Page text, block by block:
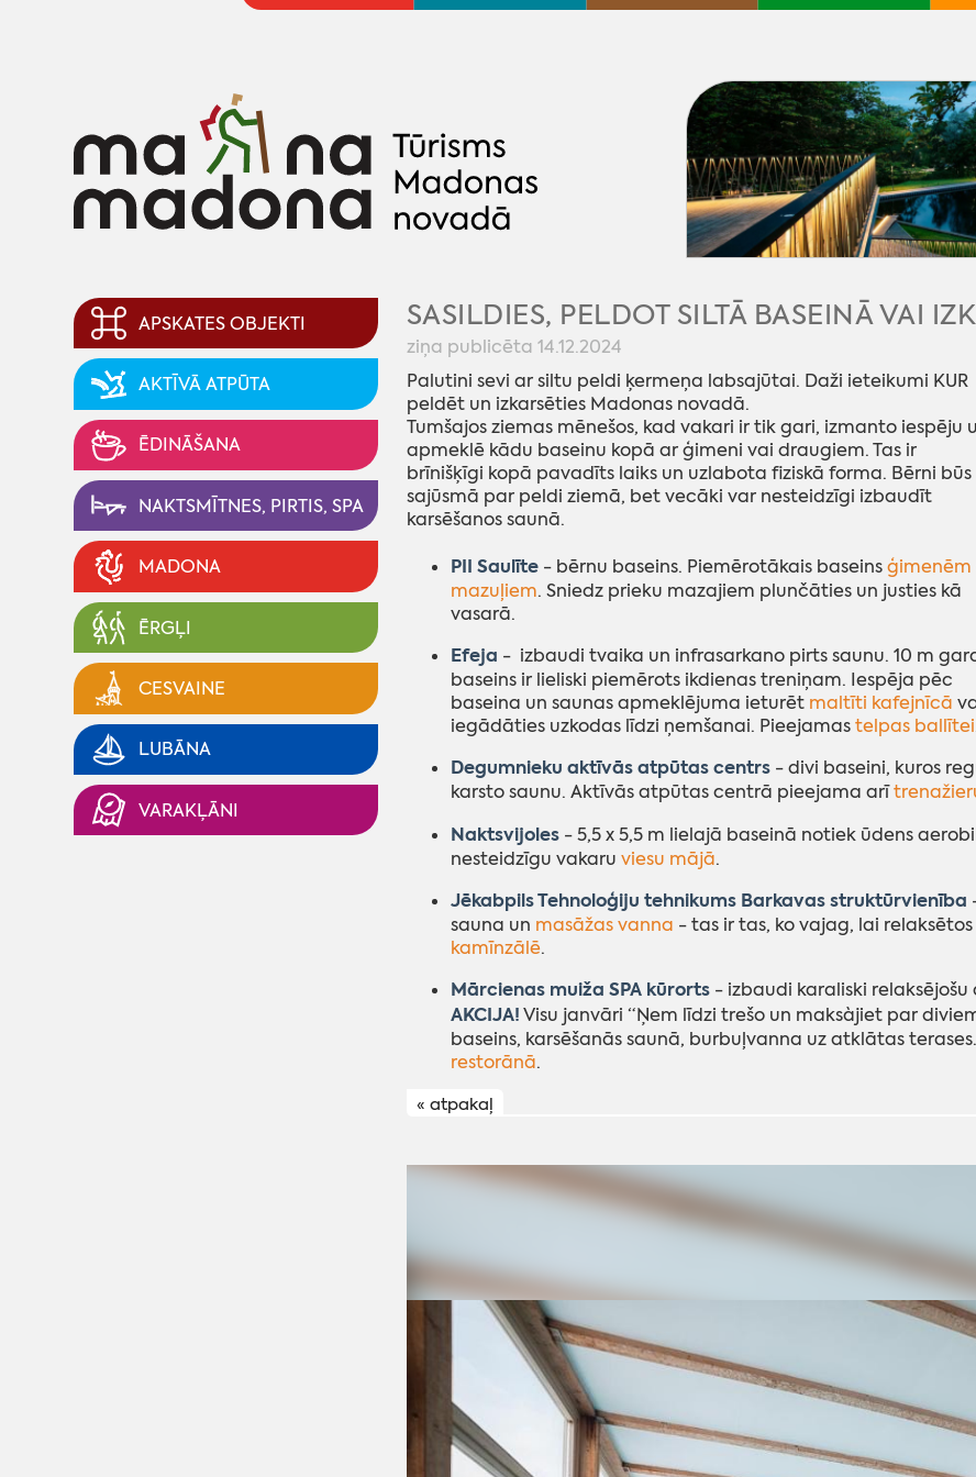
APSKATES OBJEKTI
AKTĪVĀ ATPŪTA
ĒDINĀŠANA
NAKTSMĪTNES, PIRTIS, SPA
MADONA
ĒRGĻI
CESVAINE
LUBĀNA
VARAKĻĀNI
SASILDIES, PELDOT SILTĀ BASEINĀ VAI
ziņa publicēta 14.12.2024
Palutini sevi ar siltu peldi ķermeņa labsajūtai. Daži ieteikumi KUR
peldēt un izkarsēties Madonas novadā.
Tumšajos ziemas mēnešos, kad vakari ir tik gari, izmanto iespēju
apmeklē kādu baseinu kopā ar ģimeni vai draugiem. Tas ir
brīnišķīgi kopā pavadīts laiks un uzlabota fiziskā forma. Bērni būs
sajūsmā par peldi ziemā, bet vecāki var nesteidzīgi izbaudīt
karsēšanos saunā.
PII Saulīte- bērnu baseins. Piemērotākais baseinsģimenēm
mazuļiem. Sniedz prieku mazajiem plunčāties un justies kā
vasarā.
Efeja - izbaudi tvaika un infrasarkano pirts saunu. 10 m
baseins ir lieliski piemērots ikdienas treniņam. Iespēja pēc
baseina un saunas apmeklējuma ieturēt maltīti kafejnīcā
iegādāties uzkodas līdzi ņemšanai. Pieejamastelpas ballītei
Degumnieku aktīvās atpūtas centrs- divi baseini, kuros
karsto saunu. Aktīvās atpūtas centrā pieejama arī
Naktsvijoles- 5,5 x 5,5 m lielajā baseinā notiek ūdens
nesteidzīgu vakaru viesu mājā.
Jēkabpils Tehnoloģiju tehnikums Barkavas struktūrvienība
sauna un masāžas vanna - tas ir tas, ko vajag, lai
kamīnzālē.
Mārcienas muiža SPA kūrorts- izbaudi karaliski
AKCIJA!Visu janvāri “Ņem līdzi trešo un maksàjiet par
baseins, karsēšanās saunā, burbuļvanna uz atklātas
restorānā.
« atpakaļ